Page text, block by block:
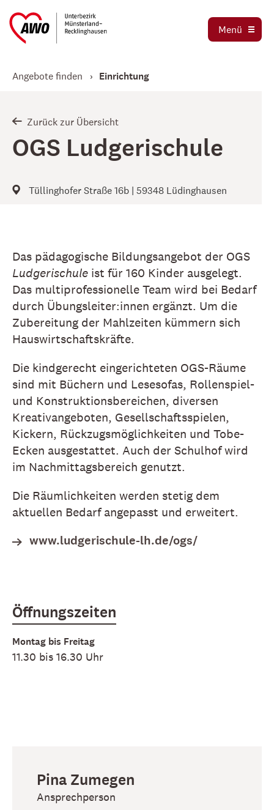
Menü
Organigramm
Betriebsrat
Kooperationen und Kooperationspartner
Ausbildung und Praktika
Jetzt spenden
Angebote finden Einrichtung
Zurück zur Übersicht
OGS Ludgerischule
Tüllinghofer Straße 16b | 59348 Lüdinghausen
Das pädagogische Bildungsangebot der OGS
Ludgerischule ist für 160 Kinder ausgelegt.
Das multiprofessionelle Team wird bei Bedarf
durch Übungsleiter:innen ergänzt. Um die
Zubereitung der Mahlzeiten kümmern sich
Hauswirtschaftskräfte.
Die kindgerecht eingerichteten OGS-Räume
sind mit Büchern und Lesesofas, Rollenspiel-
und Konstruktionsbereichen, diversen
Kreativangeboten, Gesellschaftsspielen,
Kickern, Rückzugsmöglichkeiten und Tobe-
Ecken ausgestattet. Auch der Schulhof wird
im Nachmittagsbereich genutzt.
Die Räumlichkeiten werden stetig dem
aktuellen Bedarf angepasst und erweitert.
www.ludgerischule-lh.de/ogs/
Öffnungszeiten
Montag bis Freitag
11.30 bis 16.30 Uhr
Pina Zumegen
Ansprechperson